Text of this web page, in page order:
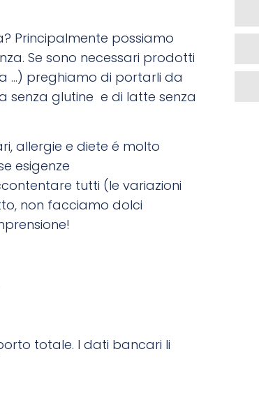
Principalmente possiamo
Se sono necessari prodotti
…) preghiamo di portarli da
senza glutine e di latte senza
allergie e diete é molto
esigenze
tutti (le variazioni
non facciamo dolci
totale. I dati bancari li